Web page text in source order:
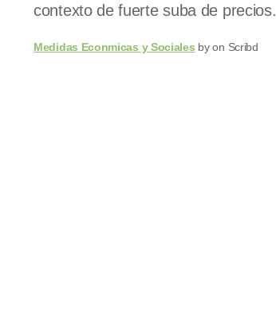
contexto de fuerte suba de precios.
Medidas Econmicas y Sociales by on Scribd